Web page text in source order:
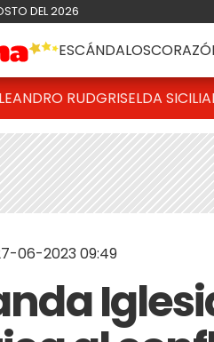
DEL 2026
ESCÁNDALOS
LEANDRO RUDGRISELDA
06-2023 09:49